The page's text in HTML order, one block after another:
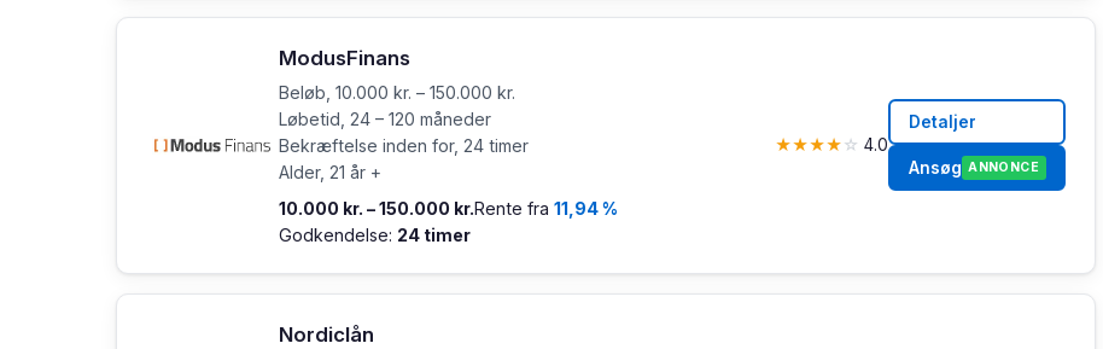
ModusFinans
Beløb, 10.000 kr. – 150.000 kr.
Løbetid, 24 – 120 måneder
Bekræftelse inden for, 24 timer
Alder, 21 år +
10.000 kr. – 150.000 kr.Rente fra 11,94 %
Godkendelse: 24 timer
★★★★☆ 4.0
Detaljer
Ansøg ANNONCE
Nordiclån